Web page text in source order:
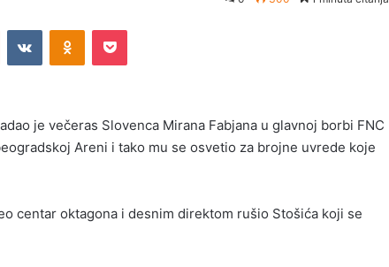
je večeras Slovenca Mirana Fabjana u glavnoj borbi FNC
Areni i tako mu se osvetio za brojne uvrede koje
centar oktagona i desnim direktom rušio Stošića koji se